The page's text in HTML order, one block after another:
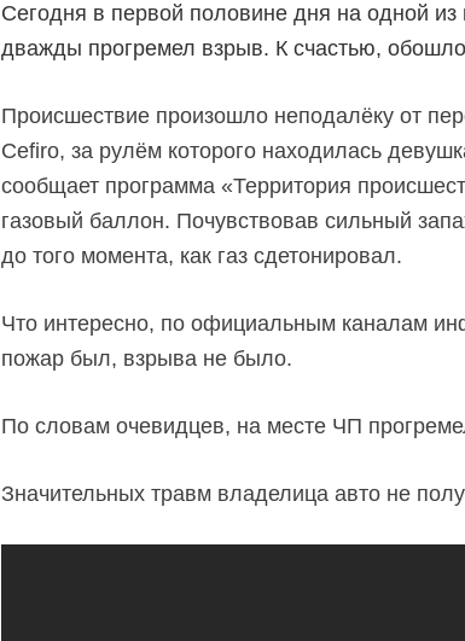
Сегодня в первой половине дня на одной
дважды прогремел взрыв. К счастью,
Происшествие произошло неподалёку от
Cefiro, за рулём которого находилась
сообщает программа «Территория
газовый баллон. Почувствовав сильный
до того момента, как газ сдетонировал.
Что интересно, по официальным каналам
пожар был, взрыва не было.
По словам очевидцев, на месте ЧП
Значительных травм владелица авто не